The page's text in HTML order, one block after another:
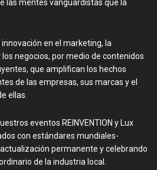
las mentes vanguardistas que la
en el marketing, la
negocios, por medio de contenidos
que amplifican los hechos
de las empresas, sus marcas y el
ellas.
eventos REINVENTION y Lux
con estándares mundiales-
permanente y celebrando
de la industria local.